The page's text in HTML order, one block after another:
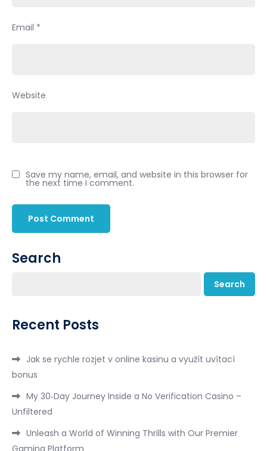
Email *
Website
Save my name, email, and website in this browser for
the next time I comment.
Search
Search
Recent Posts
Jak se rychle rozjet v online kasinu a využít uvítací
bonus
My 30‑Day Journey Inside a No Verification Casino –
Unfiltered
Unleash a World of Winning Thrills with Our Premier
Gaming Platform